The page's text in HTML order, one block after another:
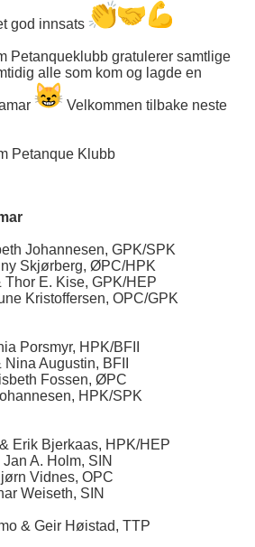
god innsats
Petanqueklubb gratulerer samtlige
alle som kom og lagde en
Velkommen tilbake neste
Petanque Klubb
Johannesen, GPK/SPK
Skjørberg, ØPC/HPK
E. Kise, GPK/HEP
Kristoffersen, OPC/GPK
Porsmyr, HPK/BFII
Augustin, BFII
Fossen, ØPC
HPK/SPK
Erik Bjerkaas, HPK/HEP
A. Holm, SIN
Vidnes, OPC
Weiseth, SIN
& Geir Høistad, TTP